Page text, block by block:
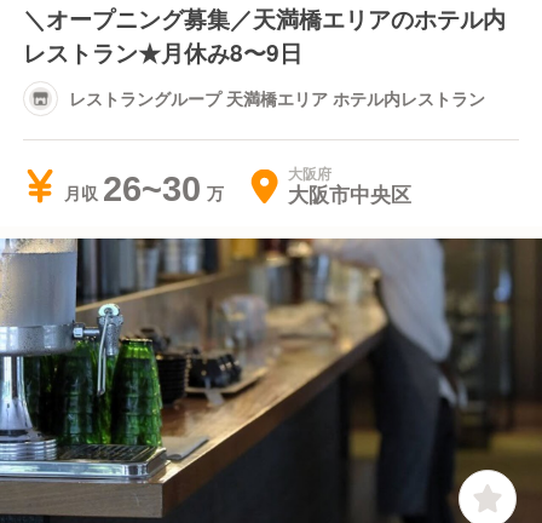
＼オープニング募集／天満橋エリアのホテル内
レストラン★月休み8〜9日
レストラングループ 天満橋エリア ホテル内レストラン
月収 26~30 大阪府
大阪市中央区